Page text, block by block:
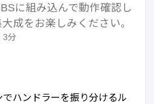
に組み込んで動作確認し
成をお楽しみください。
3分
ハンドラーを振り分けるル